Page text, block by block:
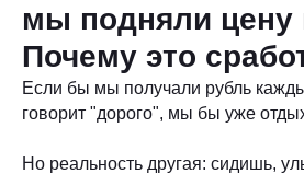
мы подняли цену
Почему это
Если бы мы получали рубль
говорит "дорого", мы бы уже
Но реальность другая: сидишь,